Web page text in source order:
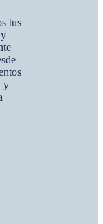
tus
y